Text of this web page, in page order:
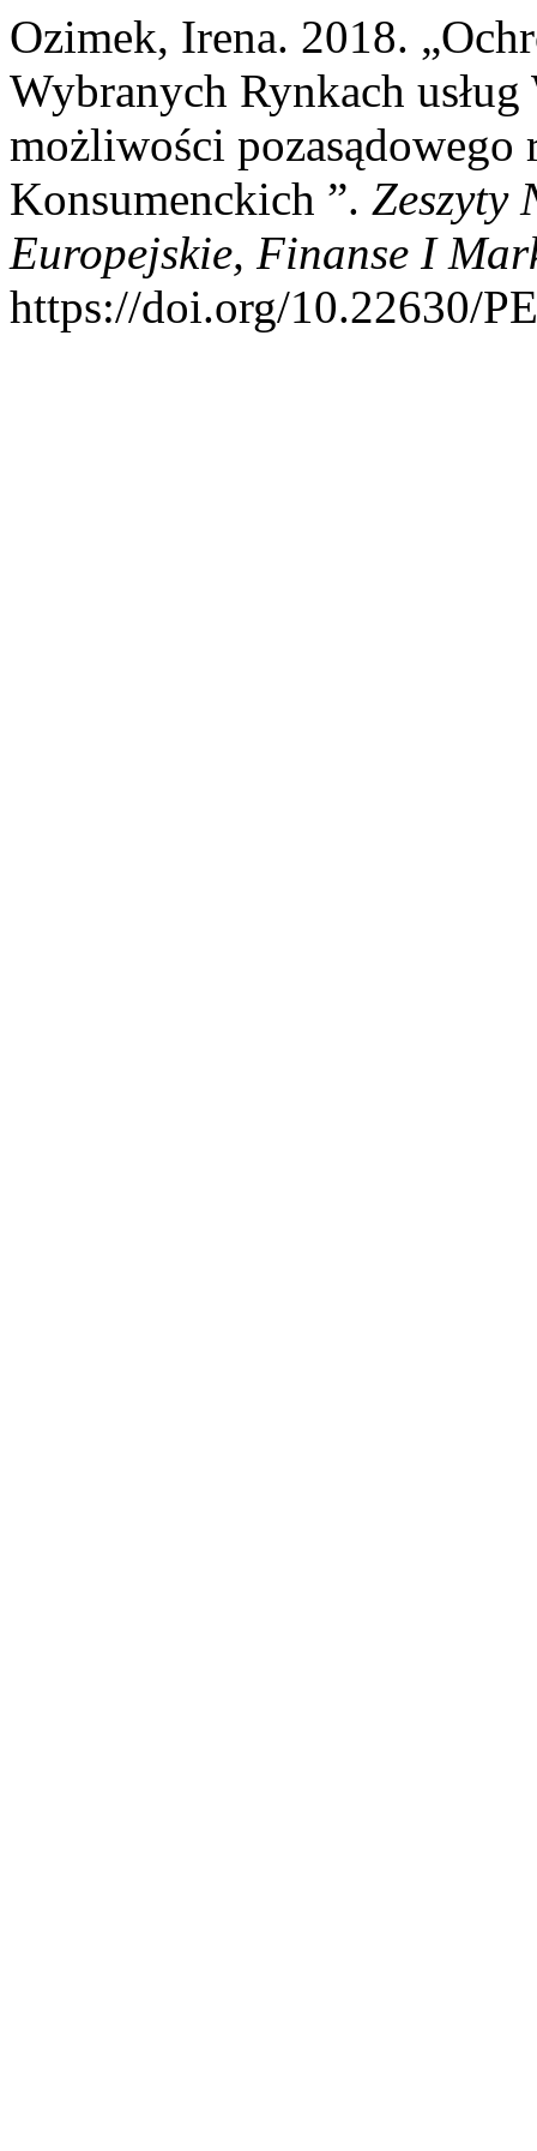
Ozimek, Irena. 2018.
Wybranych Rynkach
możliwości
Konsumenckich ”. Zeszyty
Europejskie, Finanse I
https://doi.org/10.22630/